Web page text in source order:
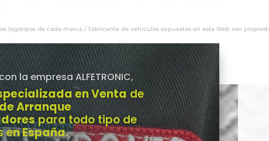
logotipos de cada marca / fabricante de vehículos expuestos en esta Web son
la empresa ALFETRONIC,
en Venta de
Arranque
para todo tipo de
en España.